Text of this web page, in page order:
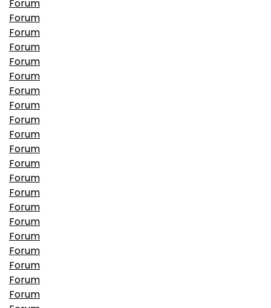
Forum
Forum
Forum
Forum
Forum
Forum
Forum
Forum
Forum
Forum
Forum
Forum
Forum
Forum
Forum
Forum
Forum
Forum
Forum
Forum
Forum